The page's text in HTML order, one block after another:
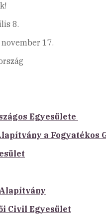
8.
17.
Egyesülete
a Fogyatékos
Civil Egyesület